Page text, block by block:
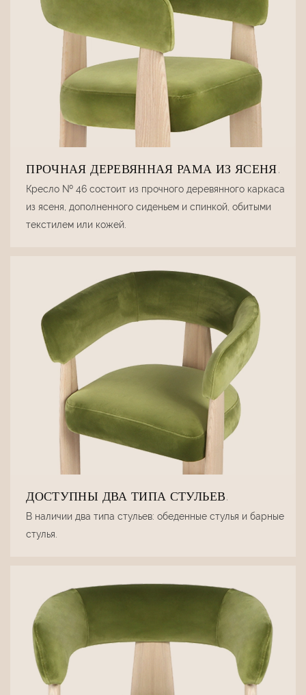
ПРОЧНАЯ ДЕРЕВЯННАЯ РАМА ИЗ ЯСЕНЯ.
Кресло № 46 состоит из прочного деревянного каркаса
из ясеня, дополненного сиденьем и спинкой, обитыми
текстилем или кожей.
ДОСТУПНЫ ДВА ТИПА СТУЛЬЕВ.
В наличии два типа стульев: обеденные стулья и барные
стулья.